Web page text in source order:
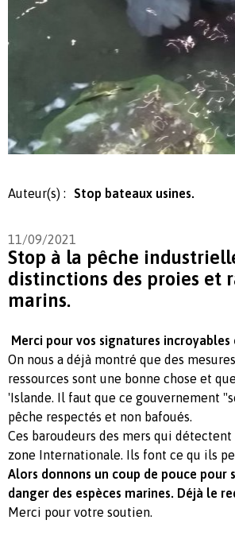
Auteur(s) : Stop bateaux usines.
11/09/2021
Stop à la pêche
distinctions des proies et
marins.
Merci pour vos signatures
On nous a déjà montré que des
ressources sont une bonne chose et
'Islande. Il faut que ce gouvernement
pêche respectés et non bafoués.
Ces baroudeurs des mers qui
zone Internationale. Ils font ce qu ils
Alors donnons un coup de pouce pour
danger des espèces marines. Déjà le
Merci pour votre soutien.